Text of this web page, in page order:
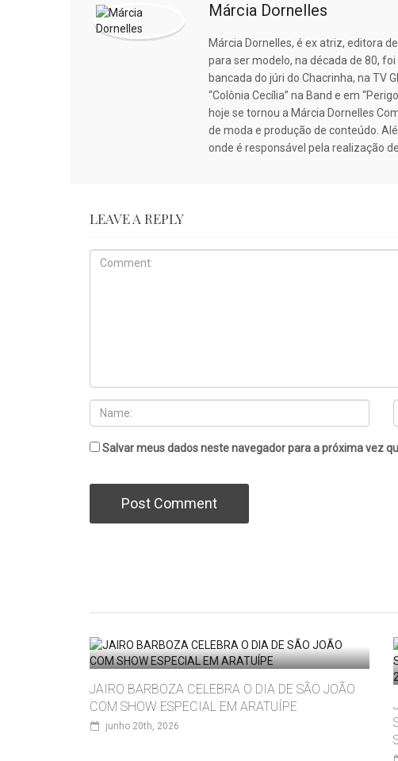
Márcia Dornelles
Márcia Dornelles, é ex atriz, editora
para ser modelo, na década de 80,
bancada do júri do Chacrinha, na TV
“Colônia Cecília” na Band e em
hoje se tornou a Márcia Dornelles
de moda e produção de conteúdo.
onde é responsável pela realização
LEAVE A REPLY
Salvar meus dados neste navegador para a próxima vez
JAIRO BARBOZA CELEBRA O DIA DE SÃO JOÃO
COM SHOW ESPECIAL EM ARATUÍPE
junho 20th, 2026